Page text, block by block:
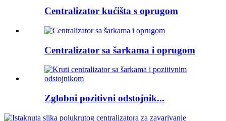
Centralizator kućišta s oprugom
Centralizator sa šarkama i oprugom
Zglobni pozitivni odstojnik...